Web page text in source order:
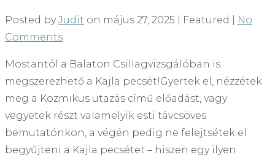
Posted byJudit on május 27, 2025 | Featured
No
Comments
Mostantól a Balaton Csillagvizsgálóban is
megszerezhető a Kajla pecsét!Gyertek el, nézzétek
meg a Kozmikus utazás című előadást, vagy
vegyetek részt valamelyik esti távcsöves
bemutatónkon, a végén pedig ne felejtsétek el
begyűjteni a Kajla pecsétet – hiszen egy ilyen